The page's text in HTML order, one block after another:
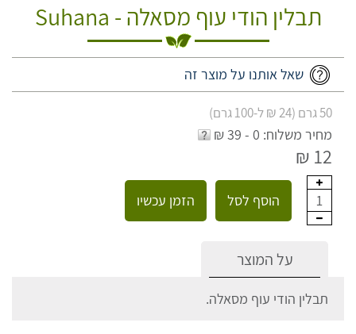
תבלין הודי עוף מסאלה - Suhana
שאל אותנו על מוצר זה
50 גרם (24 ₪ ל-100 גרם)
מחיר משלוח: 0 - 39 ₪
12 ₪
1 הוסף לסל הזמן עכשיו
על המוצר
תבלין הודי עוף מסאלה.